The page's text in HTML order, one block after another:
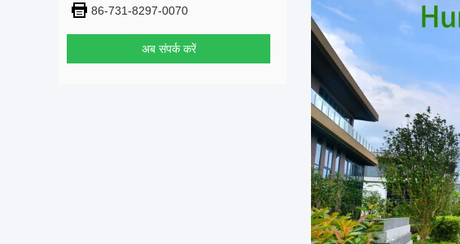
86-731-8297-0070
अब संपर्क करें